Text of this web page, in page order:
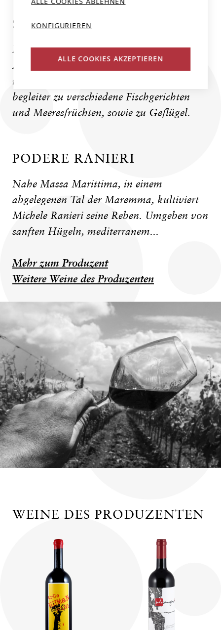
SPEISEEMPFEHLUNG
Ein wunderbarer Wein zum Apéro mit
Antipasti, eingelegtem Gemüse, Oliven
und Pecorino-Würfel. Toll aber auch als
begleiter zu verschiedene Fischgerichten
und Meeresfrüchten, sowie zu Geflügel.
PODERE RANIERI
Nahe Massa Marittima, in einem
abgelegenen Tal der Maremma, kultiviert
Michele Ranieri seine Reben. Umgeben von
sanften Hügeln, mediterranem...
Mehr zum Produzent
Weitere Weine des Produzenten
WEINE DES PRODUZENTEN
KONFIGURIEREN
ALLE COOKIES AKZEPTIEREN